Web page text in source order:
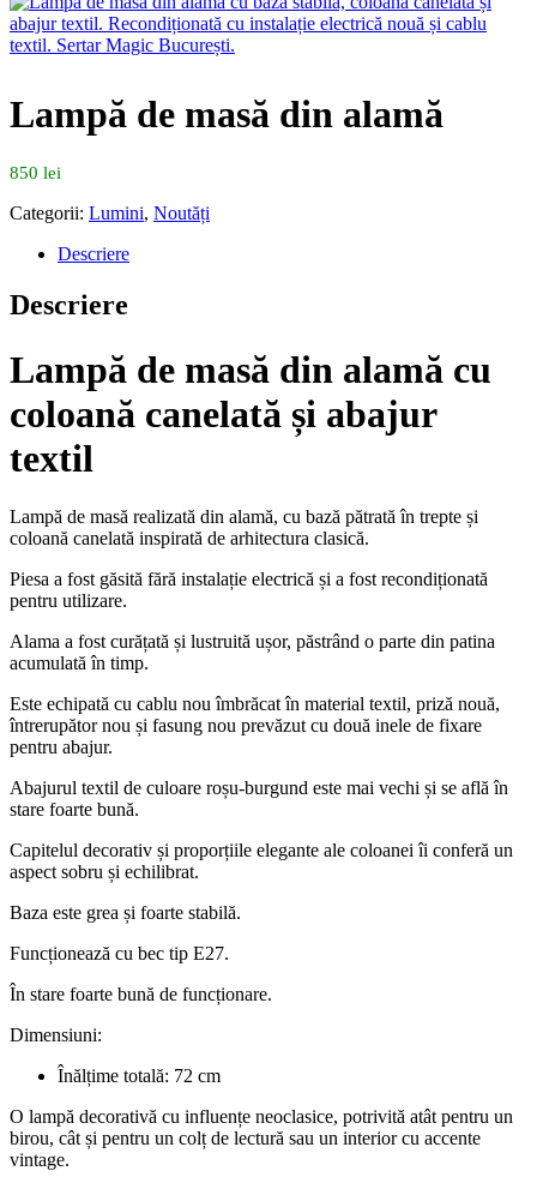
Lampă de masă din alamă
850 lei
Categorii: Lumini, Noutăți
Descriere
Descriere
Lampă de masă din alamă cu
coloană canelată și abajur
textil
Lampă de masă realizată din alamă, cu bază pătrată în trepte și
coloană canelată inspirată de arhitectura clasică.
Piesa a fost găsită fără instalație electrică și a fost recondiționată
pentru utilizare.
Alama a fost curățată și lustruită ușor, păstrând o parte din patina
acumulată în timp.
Este echipată cu cablu nou îmbrăcat în material textil, priză nouă,
întrerupător nou și fasung nou prevăzut cu două inele de fixare
pentru abajur.
Abajurul textil de culoare roșu-burgund este mai vechi și se află în
stare foarte bună.
Capitelul decorativ și proporțiile elegante ale coloanei îi conferă un
aspect sobru și echilibrat.
Baza este grea și foarte stabilă.
Funcționează cu bec tip E27.
În stare foarte bună de funcționare.
Dimensiuni:
Înălțime totală: 72 cm
O lampă decorativă cu influențe neoclasice, potrivită atât pentru un
birou, cât și pentru un colț de lectură sau un interior cu accente
vintage.